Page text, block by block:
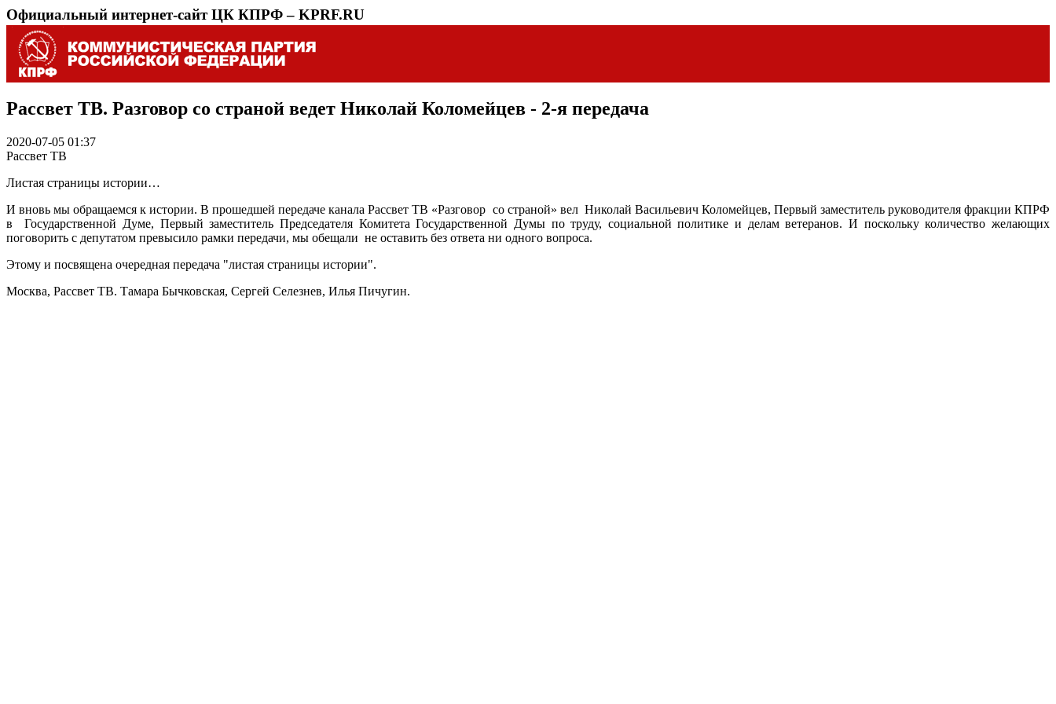
Официальный интернет-сайт ЦК КПРФ – KPRF.RU
Рассвет ТВ. Разговор со страной ведет Николай Коломейцев - 2-я передача
2020-07-05 01:37
Рассвет ТВ
Листая страницы истории…
И вновь мы обращаемся к истории. В прошедшей передаче канала Рассвет ТВ «Разговор со страной» вел Николай Васильевич Коломейцев, Первый заместитель руководителя фракции КПРФ
в Государственной Думе, Первый заместитель Председателя Комитета Государственной Думы по труду, социальной политике и делам ветеранов. И поскольку количество желающих
поговорить с депутатом превысило рамки передачи, мы обещали не оставить без ответа ни одного вопроса.
Этому и посвящена очередная передача "листая страницы истории".
Москва, Рассвет ТВ. Тамара Бычковская, Сергей Селезнев, Илья Пичугин.